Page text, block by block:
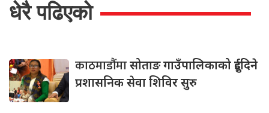
धेरै पढिएको
काठमाडौंमासोताङ गाउँपालिकाको दुईदिने
प्रशासनिक सेवा शिविर सुरु